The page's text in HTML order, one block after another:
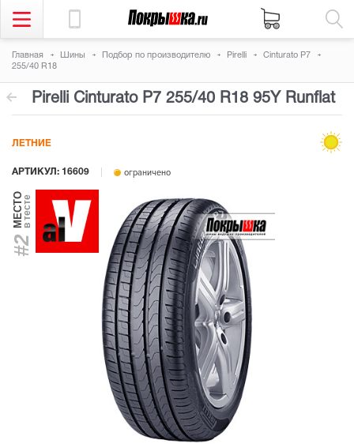
Главная Шины Подбор по производителю Pirelli
Cinturato P7
255/40 R18
Pirelli Cinturato P7 255/40 R18 95Y Runflat
АРТИКУЛ: 16609 ограничено
ЛЕТНИЕ
#2
МЕСТОв тесте